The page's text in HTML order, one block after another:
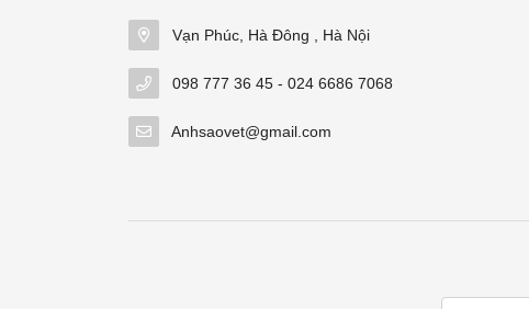
Vạn Phúc, Hà Đông , Hà Nội
098 777 36 45 - 024 6686 7068
Anhsaovet@gmail.com